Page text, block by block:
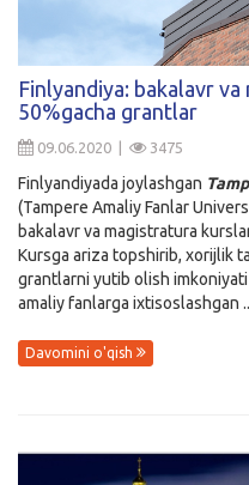
Finlyandiya: bakalavr
50%gacha grantlar
09.06.2020 | 3475
Finlyandiyada joylashgan
(Tampere Amaliy Fanlar
bakalavr va magistratura
Kursga ariza topshirib, xorijlik
grantlarni yutib olish
amaliy fanlarga ixtisoslashgan
Davomini o'qish